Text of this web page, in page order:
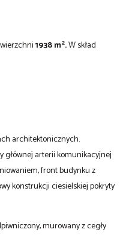
1938 m2.W skład
architektonicznych.
głównej arterii komunikacyjnej
front budynku z
konstrukcji ciesielskiej pokryty
murowany z cegły